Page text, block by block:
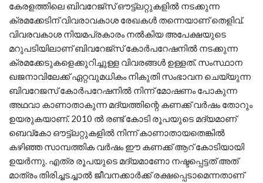
കേരളത്തിലെ ബിവറേജ്‌സ് ഔട്ട്‌ലറ്റുകളില്‍ നടക്കുന്ന
ക്രമക്കേടിന് വിവരാവകാശ രേഖകള്‍ തന്നെയാണ് തെളിവ്.
വിവരവകാശ നിയമപ്രകാരം നല്‍കിയ അപേക്ഷയുടെ
മറുപടിയിലാണ് ബിവറേജ്‌സ് കോര്‍പറേഷനില്‍ നടക്കുന്ന
ക്രമക്കേടുകളെക്കുറിച്ചുള്ള വിവരങ്ങള്‍ ഉള്ളത്. സംസ്ഥാന
ഖജനാവിലേക്ക് ഏറ്റവുമധികം നികുതി സംഭാവന ചെയ്യുന്ന
ബിവറേജസ് കോര്‍പറേഷനില്‍ നിന്ന് മോഷണം പോകുന്ന
അഥവാ കാണാതാകുന്ന മദ്യത്തിന്റെ കണക്ക് വര്‍ഷം തോറും
ഉയരുകയാണ്. 2010 ല്‍ രണ്ട് കോടി രൂപയുടെ മദ്യമാണ്
ബെവ്‌കോ ഔട്ട്‌ലറ്റുകളില്‍ നിന്ന് കാണാതായതെങ്കില്‍
കഴിഞ്ഞ സാമ്പത്തിക വര്‍ഷം ഈ കണക്ക് ആറ് കോടിയായി
ഉയര്‍ന്നു. എത്ര രൂപയുടെ മദ്യമാണോ നഷ്ടപ്പെട്ടത് അത്
മാത്രം തിരിച്ചടച്ചാല്‍ ജീവനക്കാര്‍ക്ക് രക്ഷപ്പെടാമെന്നതാണ്